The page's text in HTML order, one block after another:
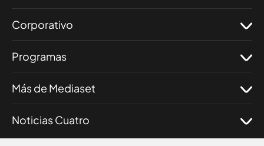
Corporativo
Programas
Más de Mediaset
Noticias Cuatro